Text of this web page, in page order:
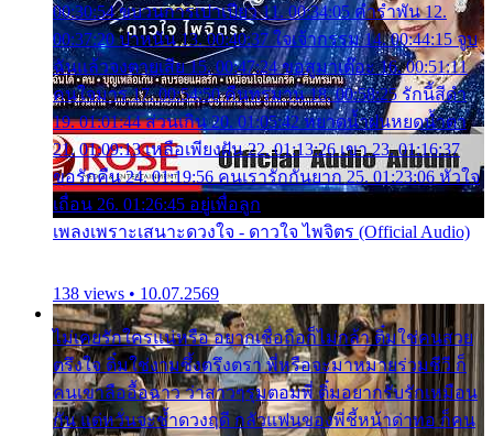
00:30:54 ขบวนการเปาเปียว 11. 00:34:05 คำรำพัน 12.
00:37:20 ปาหนัน 13. 00:40:37 ใจเจ้ากรรม 14. 00:44:15 จูบ
ฉันแล้วจงตายเสีย 15. 00:47:24 ขอสูมาเต๊อะ 16. 00:51:11
คนใจมาร 17. 00:54:50 คืนทรมาน 18. 00:58:25 รักนี้สีดำ
19. 01:01:44 ส่วนเกิน 20. 01:05:42 หยาดน้ำฝนหยดน้ำตา
21. 01:09:13 เหลือเพียงฝัน 22. 01:13:26 เขา 23. 01:16:37
ขอรักคืน 24. 01:19:56 คนเรารักกันยาก 25. 01:23:06 หัวใจ
เถื่อน 26. 01:26:45 อยู่เพื่อลูก
เพลงเพราะเสนาะดวงใจ - ดาวใจ ไพจิตร (Official Audio)
138 views • 10.07.2569
ไม่เคยรักใครแน่หรือ อยากเชื่อถือก็ไม่กล้า ติ๋มใช่คนสวย
ตรึงใจ ติ๋มใช่งามซึ้งตรึงตรา พี่หรือจะมาหมายร่วมชีวี ก็
คนเขาลืออื้อฉาว ว่าสาวๆรุมตอมพี่ ติ๋มอยากรับรักเหมือน
กัน แต่หวั่นจะช้ำดวงฤดี กลัวแฟนของพี่ชี้หน้าด่าทอ ก็คน